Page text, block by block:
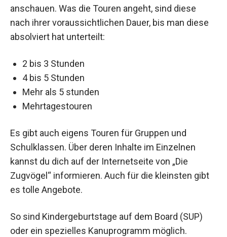
anschauen. Was die Touren angeht, sind diese
nach ihrer voraussichtlichen Dauer, bis man diese
absolviert hat unterteilt:
2 bis 3 Stunden
4 bis 5 Stunden
Mehr als 5 stunden
Mehrtagestouren
Es gibt auch eigens Touren für Gruppen und
Schulklassen. Über deren Inhalte im Einzelnen
kannst du dich auf der Internetseite von „Die
Zugvögel“ informieren. Auch für die kleinsten gibt
es tolle Angebote.
So sind Kindergeburtstage auf dem Board (SUP)
oder ein spezielles Kanuprogramm möglich.